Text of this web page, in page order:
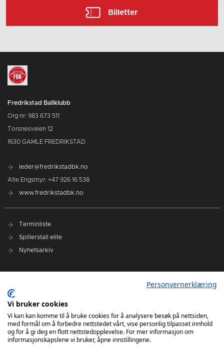
Billetter
Fredrikstad Ballklubb
Org nr: 983 673 511
Torsnesveien 12
1630 GAMLE FREDRIKSTAD
leder@fredrikstadbk.no
Atle Engsmyr: +47 926 16 538
www.fredrikstadbk.no
Terminliste
Spillerstall elite
Nyhetsarkiv
Instagram Elite
Instagram Rekrutt
Facebook
Personvernerklæring
Vi bruker cookies
Vi kan kan komme til å bruke cookies for å analysere besøk på nettsiden,
med formål om å forbedre nettstedet vårt, vise personlig tilpasset innhold
og for å gi deg en flott nettstedopplevelse. For mer informasjon om
informasjonskapslene vi bruker, åpne innstillingene.